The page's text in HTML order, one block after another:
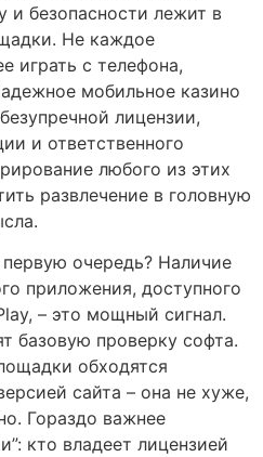
безопасности лежит в
Не каждое
играть с телефона,
мобильное казино
лицензии,
и ответственного
любого из этих
развлечение в головную
очередь? Наличие
приложения, доступного
– это мощный сигнал.
базовую проверку софта.
обходятся
сайта – она не хуже,
Гораздо важнее
кто владеет лицензией